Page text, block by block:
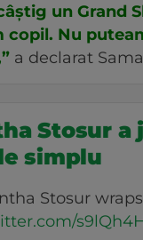
un Grand
copil. Nu
a declarat
Stosur
simplu
Stosur